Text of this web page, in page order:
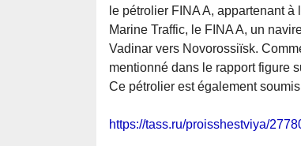
le pétrolier FINA A, appartenant
Marine Traffic, le FINA A, un
Vadinar vers Novorossiïsk.
mentionné dans le rapport figure
Ce pétrolier est également
https://tass.ru/proisshestviya/